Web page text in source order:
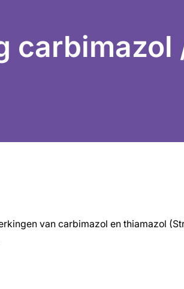
carbimazol
van carbimazol en thiamazol